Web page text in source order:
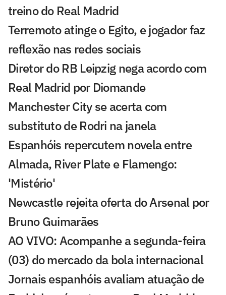
treino do Real Madrid
Terremoto atinge o Egito, e jogador faz
reflexão nas redes sociais
Diretor do RB Leipzig nega acordo com
Real Madrid por Diomande
Manchester City se acerta com
substituto de Rodri na janela
Espanhóis repercutem novela entre
Almada, River Plate e Flamengo:
'Mistério'
Newcastle rejeita oferta do Arsenal por
Bruno Guimarães
AO VIVO: Acompanhe a segunda-feira
(03) do mercado da bola internacional
Jornais espanhóis avaliam atuação de